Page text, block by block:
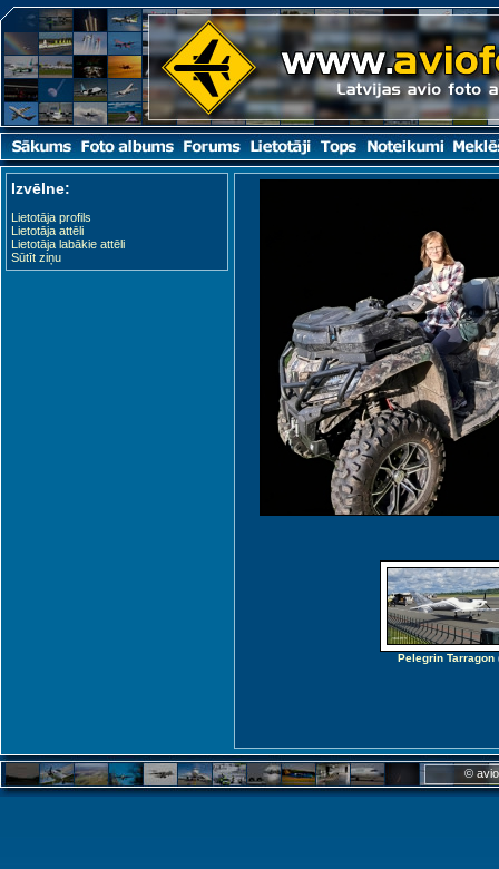
Izvēlne:
Lietotāja profils
Lietotāja attēli
Lietotāja labākie attēli
Sūtīt ziņu
Pelegrin Tarragon
©